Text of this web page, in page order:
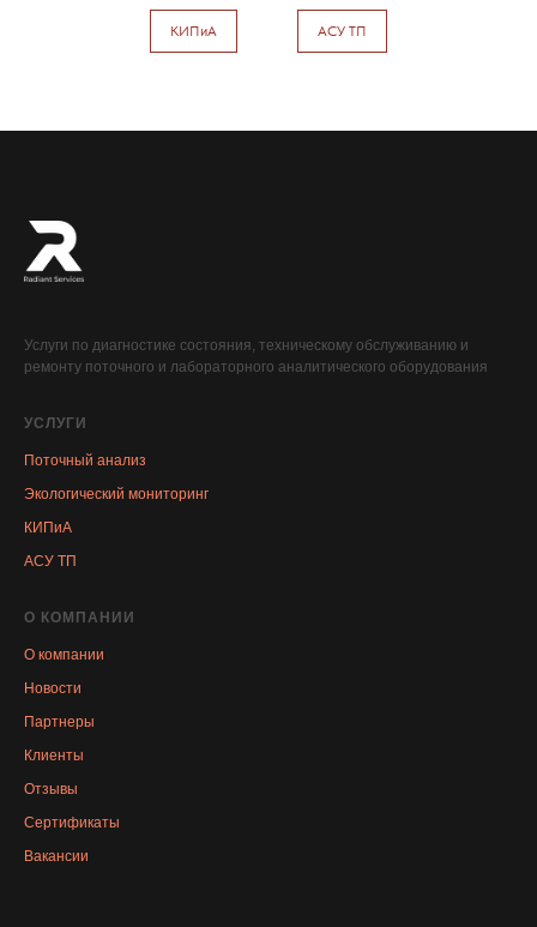
КИПиА АСУ ТП
Услуги по диагностике состояния, техническому обслуживанию и
ремонту поточного и лабораторного аналитического оборудования
УСЛУГИ
Поточный анализ
Экологический мониторинг
КИПиА
АСУ ТП
О КОМПАНИИ
О компании
Новости
Партнеры
Клиенты
Отзывы
Сертификаты
Вакансии